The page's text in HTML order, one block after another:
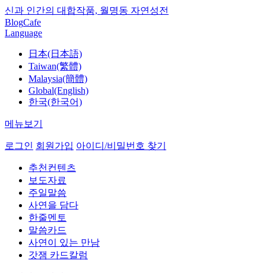
신과 인간의 대합작품, 월명동 자연성전
BlogCafe
Language
日本(日本語)
Taiwan(繁體)
Malaysia(簡體)
Global(English)
한국(한국어)
메뉴보기
로그인 회원가입 아이디/비밀번호 찾기
추천컨텐츠
보도자료
주일말씀
사연을 담다
한줄멘토
말씀카드
사연이 있는 만남
갓잼 카드칼럼